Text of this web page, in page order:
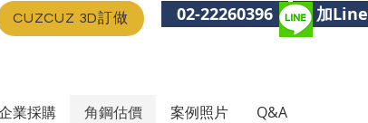
CUZCUZ 3D訂做 02-22260396 加
業採購 角鋼估價 案例照片 Q&A